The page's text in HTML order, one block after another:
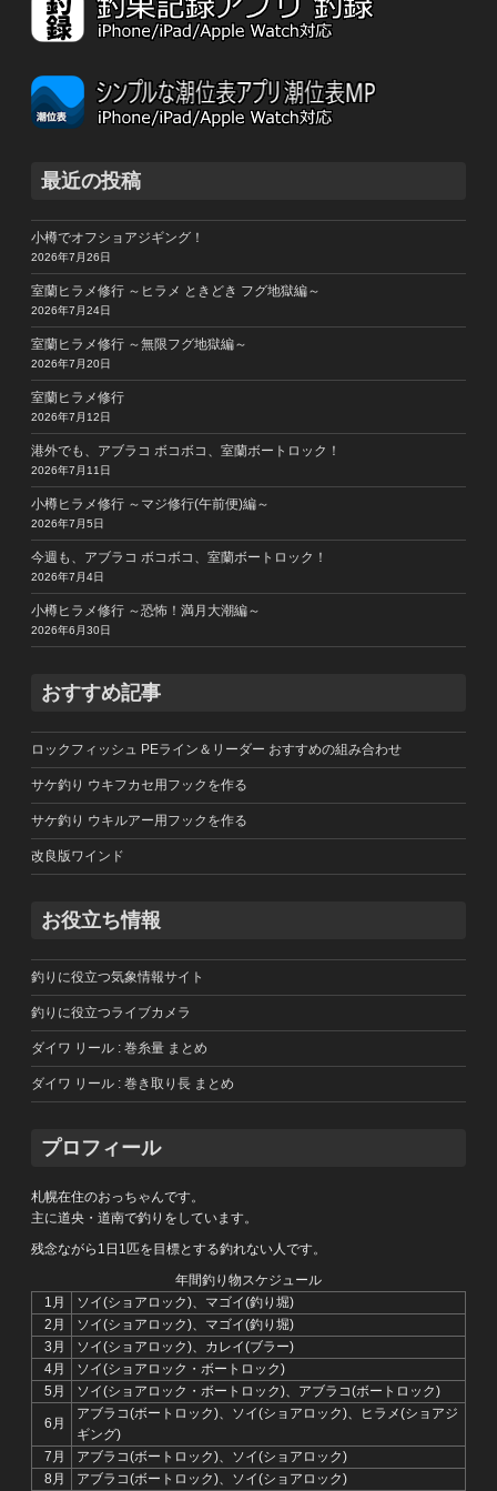
最近の投稿
小樽でオフショアジギング！
2026年7月26日
室蘭ヒラメ修行 ～ヒラメ ときどき フグ地獄編～
2026年7月24日
室蘭ヒラメ修行 ～無限フグ地獄編～
2026年7月20日
室蘭ヒラメ修行
2026年7月12日
港外でも、アブラコ ボコボコ、室蘭ボートロック！
2026年7月11日
小樽ヒラメ修行 ～マジ修行(午前便)編～
2026年7月5日
今週も、アブラコ ボコボコ、室蘭ボートロック！
2026年7月4日
小樽ヒラメ修行 ～恐怖！満月大潮編～
2026年6月30日
おすすめ記事
ロックフィッシュ PEライン＆リーダー おすすめの組み合わせ
サケ釣り ウキフカセ用フックを作る
サケ釣り ウキルアー用フックを作る
改良版ワインド
お役立ち情報
釣りに役立つ気象情報サイト
釣りに役立つライブカメラ
ダイワ リール : 巻糸量 まとめ
ダイワ リール : 巻き取り長 まとめ
プロフィール
札幌在住のおっちゃんです。
主に道央・道南で釣りをしています。
残念ながら1日1匹を目標とする釣れない人です。
年間釣り物スケジュール
1月
ソイ(ショアロック)、マゴイ(釣り堀)
2月
ソイ(ショアロック)、マゴイ(釣り堀)
3月
ソイ(ショアロック)、カレイ(ブラー)
4月
ソイ(ショアロック・ボートロック)
5月
ソイ(ショアロック・ボートロック)、アブラコ(ボートロック)
6月
アブラコ(ボートロック)、ソイ(ショアロック)、ヒラメ(ショアジ
ギング)
7月
アブラコ(ボートロック)、ソイ(ショアロック)
8月
アブラコ(ボートロック)、ソイ(ショアロック)